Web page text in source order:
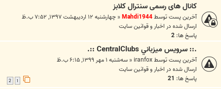
کانال های رسمی سنترال کلابز
آخرین پست توسطMahdi1944
« چهارشنبه ۱۲ اردیبهشت ۱۳۹۷, ۷:۵۲ ب.ظ
ارسال شده در اخبار و قوانين سايت
پاسخ ها: 2
.:: سرويس ميزباني CentralClubs ::.
آخرین پست توسطiranfox
« سه‌شنبه ۱ مهر ۱۳۹۹, ۶:۱۵ ب.ظ
ارسال شده در اخبار و قوانين سايت
پاسخ ها: 21